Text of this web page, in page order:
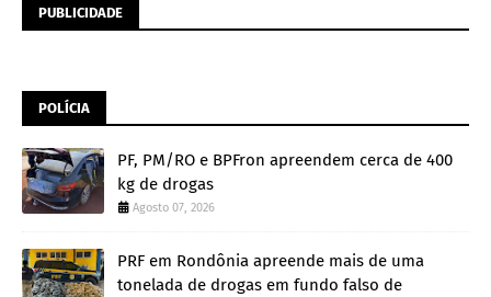
PUBLICIDADE
POLÍCIA
PF, PM/RO e BPFron apreendem cerca de 400
kg de drogas
Agosto 07, 2026
PRF em Rondônia apreende mais de uma
tonelada de drogas em fundo falso de